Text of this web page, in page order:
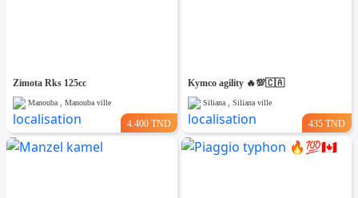
Zimota Rks 125cc
Manouba , Manouba ville
4.400 TND
Kymco agility 🔥💯🇨🇦
Siliana , Siliana ville
435 TND